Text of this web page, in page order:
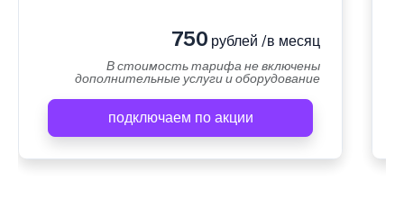
750 рублей /в месяц
В стоимость тарифа не включены
дополнительные услуги и оборудование
подключаем по акции